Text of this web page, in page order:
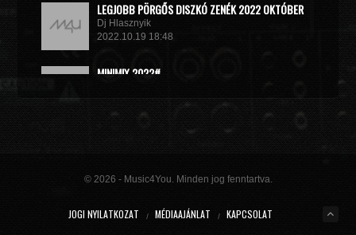
LEGJOBB PÖRGŐS DISZKÓ ZENÉK 2022 OKTÓBER
Dj Hlasznyik
2022.10.19 18:48
MINIMIX 2022#
2022.09.02 10:40
© 2026 - Music4You. Minden jog fenntartva.
JOGI NYILATKOZAT MÉDIAAJÁNLAT KAPCSOLAT